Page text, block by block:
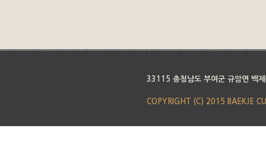
33115 충청남도 부여군 규암면 백
COPYRIGHT (C) 2015 BAEKJE